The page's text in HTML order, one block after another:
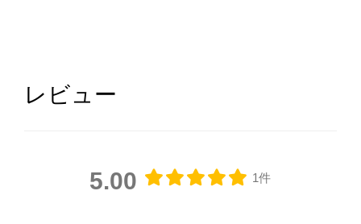
レビュー
5.00 1件